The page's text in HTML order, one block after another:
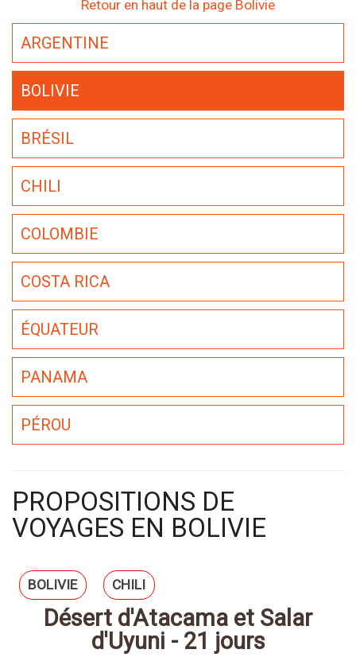
Retour en haut de la page Bolivie
ARGENTINE
BOLIVIE
BRÉSIL
CHILI
COLOMBIE
COSTA RICA
ÉQUATEUR
PANAMA
PÉROU
PROPOSITIONS DE
VOYAGES EN BOLIVIE
BOLIVIE CHILI
Désert d'Atacama et Salar
d'Uyuni - 21 jours